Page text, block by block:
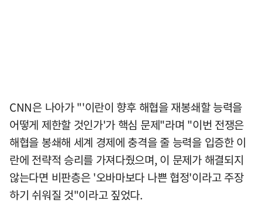
CNN은 나아가 "'이란이 향후 해협을 재봉쇄할 능력을
어떻게 제한할 것인가'가 핵심 문제"라며 "이번 전쟁은
해협을 봉쇄해 세계 경제에 충격을 줄 능력을 입증한 이
란에 전략적 승리를 가져다줬으며, 이 문제가 해결되지
않는다면 비판층은 '오바마보다 나쁜 협정'이라고 주장
하기 쉬워질 것"이라고 짚었다.